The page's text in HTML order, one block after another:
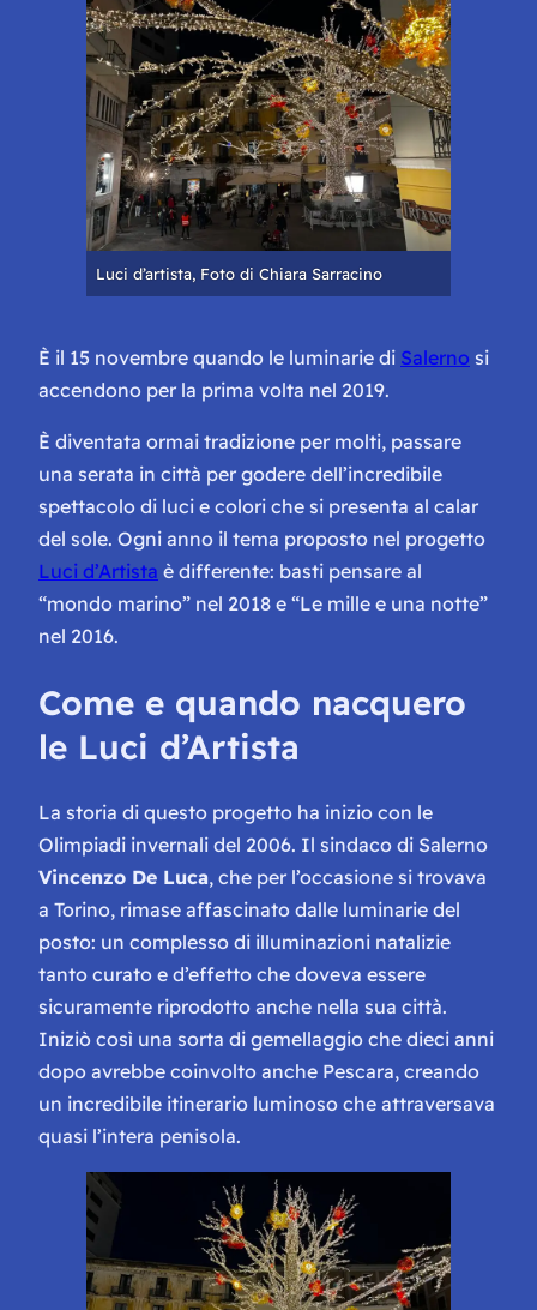
Luci d’artista, Foto di Chiara Sarracino
È il 15 novembre quando le luminarie di Salerno si
accendono per la prima volta nel 2019.
È diventata ormai tradizione per molti, passare
una serata in città per godere dell’incredibile
spettacolo di luci e colori che si presenta al calar
del sole. Ogni anno il tema proposto nel progetto
Luci d’Artista è differente: basti pensare al
“mondo marino” nel 2018 e “Le mille e una notte”
nel 2016.
Come e quando nacquero
le Luci d’Artista
La storia di questo progetto ha inizio con le
Olimpiadi invernali del 2006. Il sindaco di Salerno
Vincenzo De Luca, che per l’occasione si trovava
a Torino, rimase affascinato dalle luminarie del
posto: un complesso di illuminazioni natalizie
tanto curato e d’effetto che doveva essere
sicuramente riprodotto anche nella sua città.
Iniziò così una sorta di gemellaggio che dieci anni
dopo avrebbe coinvolto anche Pescara, creando
un incredibile itinerario luminoso che attraversava
quasi l’intera penisola.